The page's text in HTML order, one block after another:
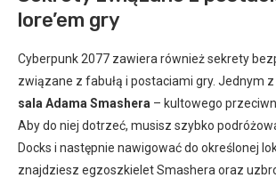
lore’em gry
Cyberpunk 2077 zawiera również sekrety
związane z fabułą i postaciami gry. Jednym
sala Adama Smashera – kultowego
Aby do niej dotrzeć, musisz szybko
Docks i następnie nawigować do określonej
znajdziesz egzoszkielet Smashera oraz